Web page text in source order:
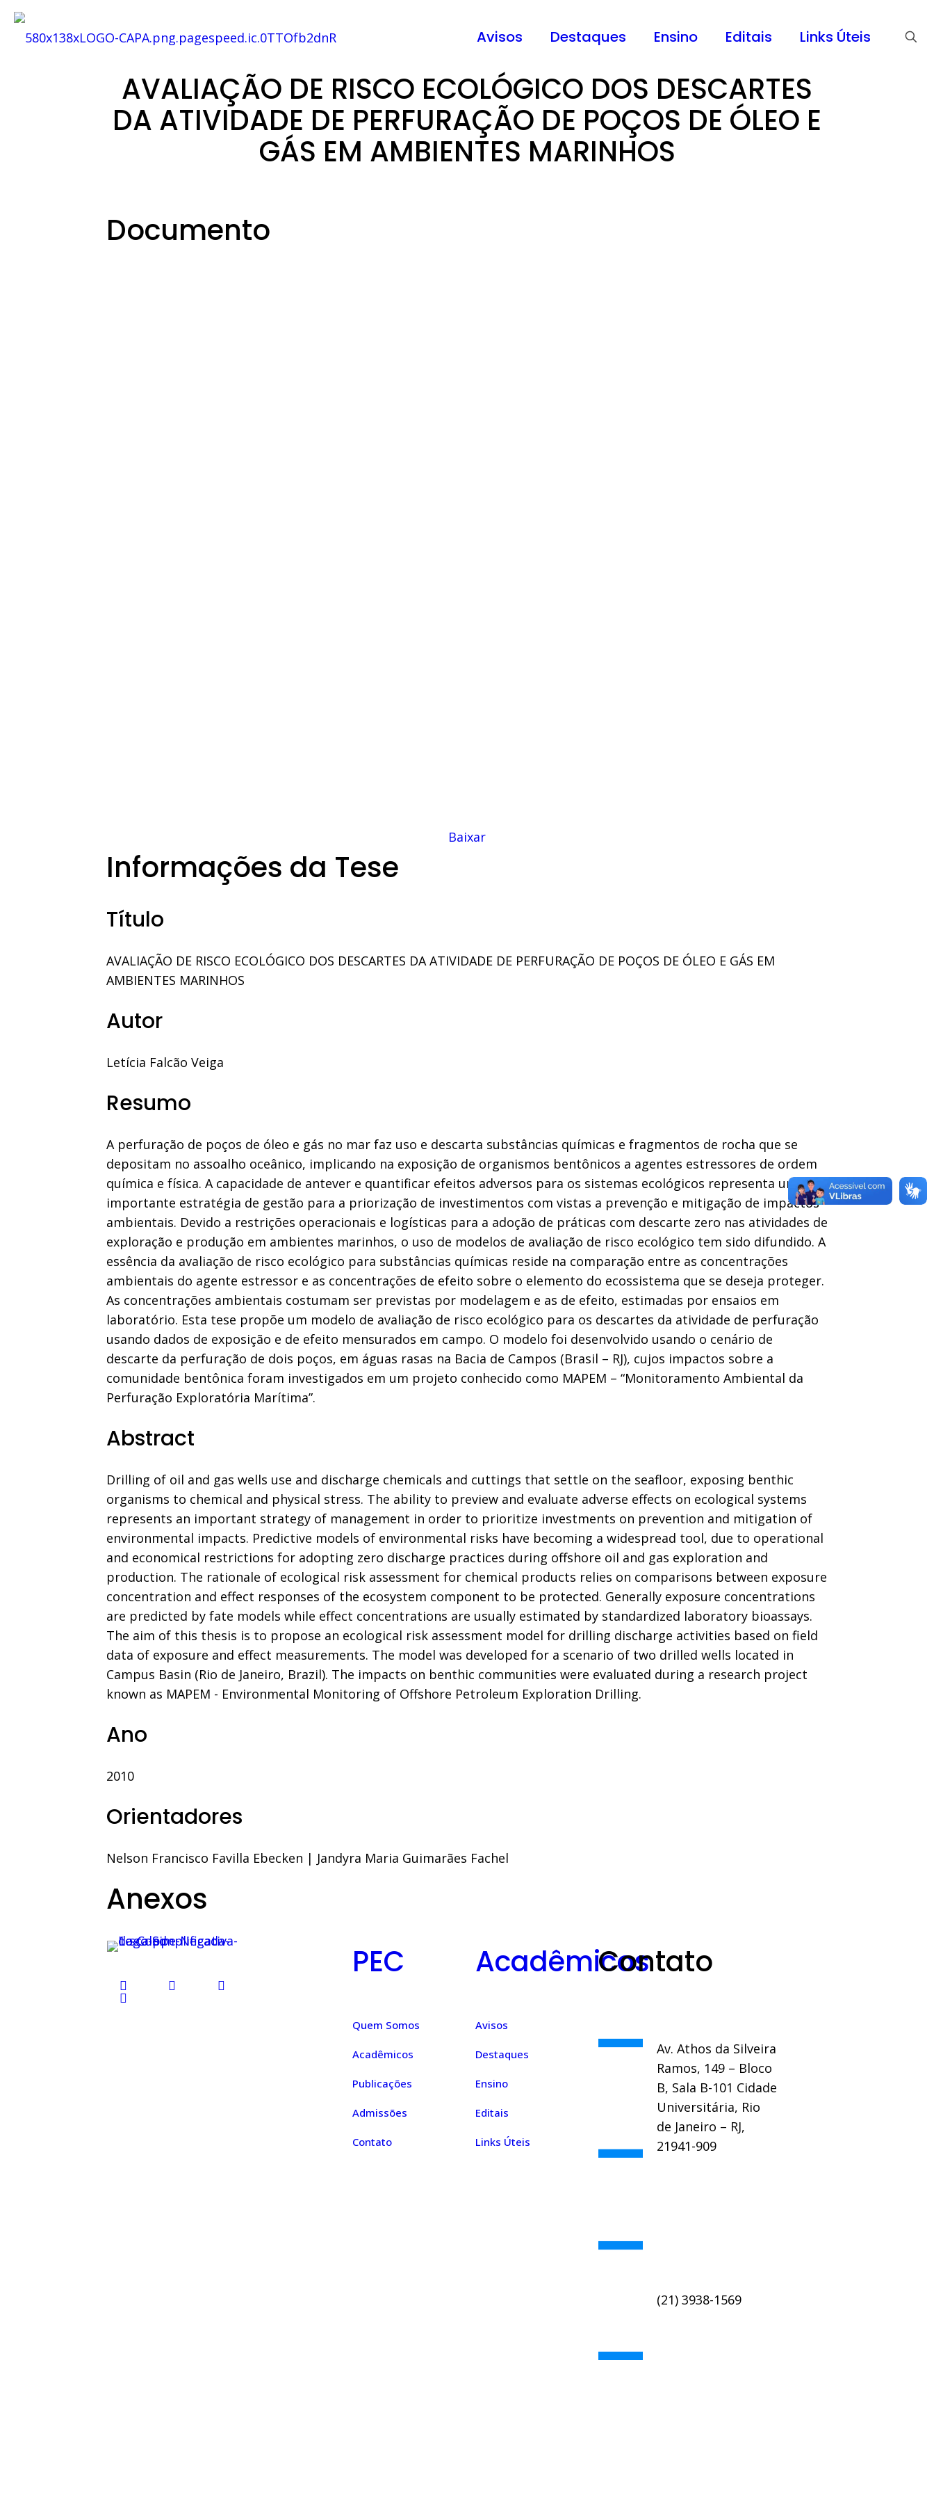
Avisos Destaques Ensino Editais Links Úteis
AVALIAÇÃO DE RISCO ECOLÓGICO DOS DESCARTES
DA ATIVIDADE DE PERFURAÇÃO DE POÇOS DE ÓLEO E
GÁS EM AMBIENTES MARINHOS
Documento
Baixar
Informações da Tese
Título
AVALIAÇÃO DE RISCO ECOLÓGICO DOS DESCARTES DA ATIVIDADE DE PERFURAÇÃO DE POÇOS DE ÓLEO E GÁS EM
AMBIENTES MARINHOS
Autor
Letícia Falcão Veiga
Resumo
A perfuração de poços de óleo e gás no mar faz uso e descarta substâncias químicas e fragmentos de rocha que se
depositam no assoalho oceânico, implicando na exposição de organismos bentônicos a agentes estressores de ordem
química e física. A capacidade de antever e quantificar efeitos adversos para os sistemas ecológicos representa uma
importante estratégia de gestão para a priorização de investimentos com vistas a prevenção e mitigação de impactos
ambientais. Devido a restrições operacionais e logísticas para a adoção de práticas com descarte zero nas atividades de
exploração e produção em ambientes marinhos, o uso de modelos de avaliação de risco ecológico tem sido difundido. A
essência da avaliação de risco ecológico para substâncias químicas reside na comparação entre as concentrações
ambientais do agente estressor e as concentrações de efeito sobre o elemento do ecossistema que se deseja proteger.
As concentrações ambientais costumam ser previstas por modelagem e as de efeito, estimadas por ensaios em
laboratório. Esta tese propõe um modelo de avaliação de risco ecológico para os descartes da atividade de perfuração
usando dados de exposição e de efeito mensurados em campo. O modelo foi desenvolvido usando o cenário de
descarte da perfuração de dois poços, em águas rasas na Bacia de Campos (Brasil – RJ), cujos impactos sobre a
comunidade bentônica foram investigados em um projeto conhecido como MAPEM – “Monitoramento Ambiental da
Perfuração Exploratória Marítima”.
Abstract
Drilling of oil and gas wells use and discharge chemicals and cuttings that settle on the seafloor, exposing benthic
organisms to chemical and physical stress. The ability to preview and evaluate adverse effects on ecological systems
represents an important strategy of management in order to prioritize investments on prevention and mitigation of
environmental impacts. Predictive models of environmental risks have becoming a widespread tool, due to operational
and economical restrictions for adopting zero discharge practices during offshore oil and gas exploration and
production. The rationale of ecological risk assessment for chemical products relies on comparisons between exposure
concentration and effect responses of the ecosystem component to be protected. Generally exposure concentrations
are predicted by fate models while effect concentrations are usually estimated by standardized laboratory bioassays.
The aim of this thesis is to propose an ecological risk assessment model for drilling discharge activities based on field
data of exposure and effect measurements. The model was developed for a scenario of two drilled wells located in
Campus Basin (Rio de Janeiro, Brazil). The impacts on benthic communities were evaluated during a research project
known as MAPEM - Environmental Monitoring of Offshore Petroleum Exploration Drilling.
Ano
2010
Orientadores
Nelson Francisco Favilla Ebecken | Jandyra Maria Guimarães Fachel
Anexos
PEC
Quem Somos
Acadêmicos
Publicações
Admissões
Contato
Acadêmicos
Avisos
Destaques
Ensino
Editais
Links Úteis
Contato
Av. Athos da Silveira
Ramos, 149 – Bloco
B, Sala B-101 Cidade
Universitária, Rio
de Janeiro – RJ,
21941-909
(21) 3938-1569